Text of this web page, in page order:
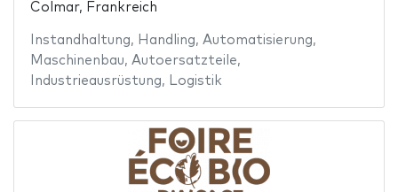
Colmar, Frankreich
Instandhaltung, Handling, Automatisierung,
Maschinenbau, Autoersatzteile,
Industrieausrüstung, Logistik